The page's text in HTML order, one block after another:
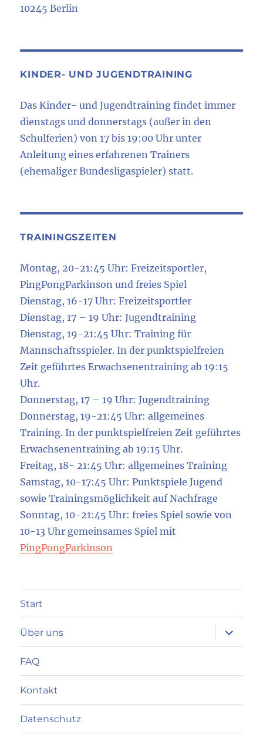
10245 Berlin
KINDER- UND JUGENDTRAINING
Das Kinder- und Jugendtraining findet immer
dienstags und donnerstags (außer in den
Schulferien) von 17 bis 19:00 Uhr unter
Anleitung eines erfahrenen Trainers
(ehemaliger Bundesligaspieler) statt.
TRAININGSZEITEN
Montag, 20-21:45 Uhr: Freizeitsportler,
PingPongParkinson und freies Spiel
Dienstag, 16-17 Uhr: Freizeitsportler
Dienstag, 17 – 19 Uhr: Jugendtraining
Dienstag, 19-21:45 Uhr: Training für
Mannschaftsspieler. In der punktspielfreien
Zeit geführtes Erwachsenentraining ab 19:15
Uhr.
Donnerstag, 17 – 19 Uhr: Jugendtraining
Donnerstag, 19-21:45 Uhr: allgemeines
Training. In der punktspielfreien Zeit geführtes
Erwachsenentraining ab 19:15 Uhr.
Freitag, 18- 21:45 Uhr: allgemeines Training
Samstag, 10-17:45 Uhr: Punktspiele Jugend
sowie Trainingsmöglichkeit auf Nachfrage
Sonntag, 10-21:45 Uhr: freies Spiel sowie von
10-13 Uhr gemeinsames Spiel mit
PingPongParkinson
Start
Über uns
anzeigen
FAQ
Kontakt
Datenschutz